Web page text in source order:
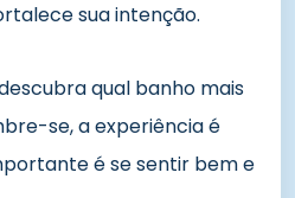
sua intenção.
qual banho mais
se, a experiência é
é se sentir bem e